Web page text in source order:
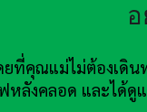
ยที่คุณแม่ไม่ต้องเดิ
หลังคลอด และได้